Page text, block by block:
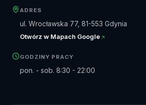
ADRES
ul. Wrocławska 77, 81-553 Gdynia
Otwórz w Mapach Google
GODZINY PRACY
pon. - sob. 8:30 - 22:00